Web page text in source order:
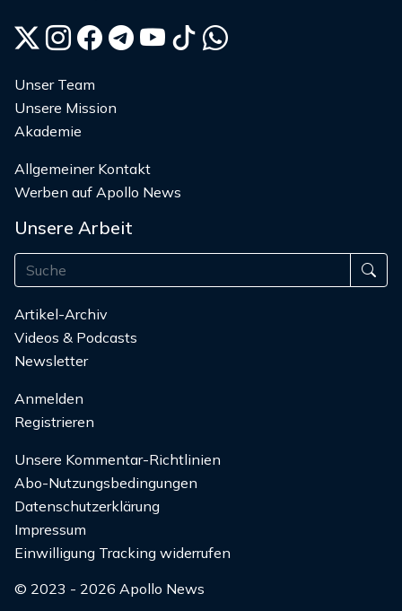
Unser Team
Unsere Mission
Akademie
Allgemeiner Kontakt
Werben auf Apollo News
Unsere Arbeit
Artikel-Archiv
Videos & Podcasts
Newsletter
Anmelden
Registrieren
Unsere Kommentar-Richtlinien
Abo-Nutzungsbedingungen
Datenschutzerklärung
Impressum
Einwilligung Tracking widerrufen
© 2023 - 2026 Apollo News